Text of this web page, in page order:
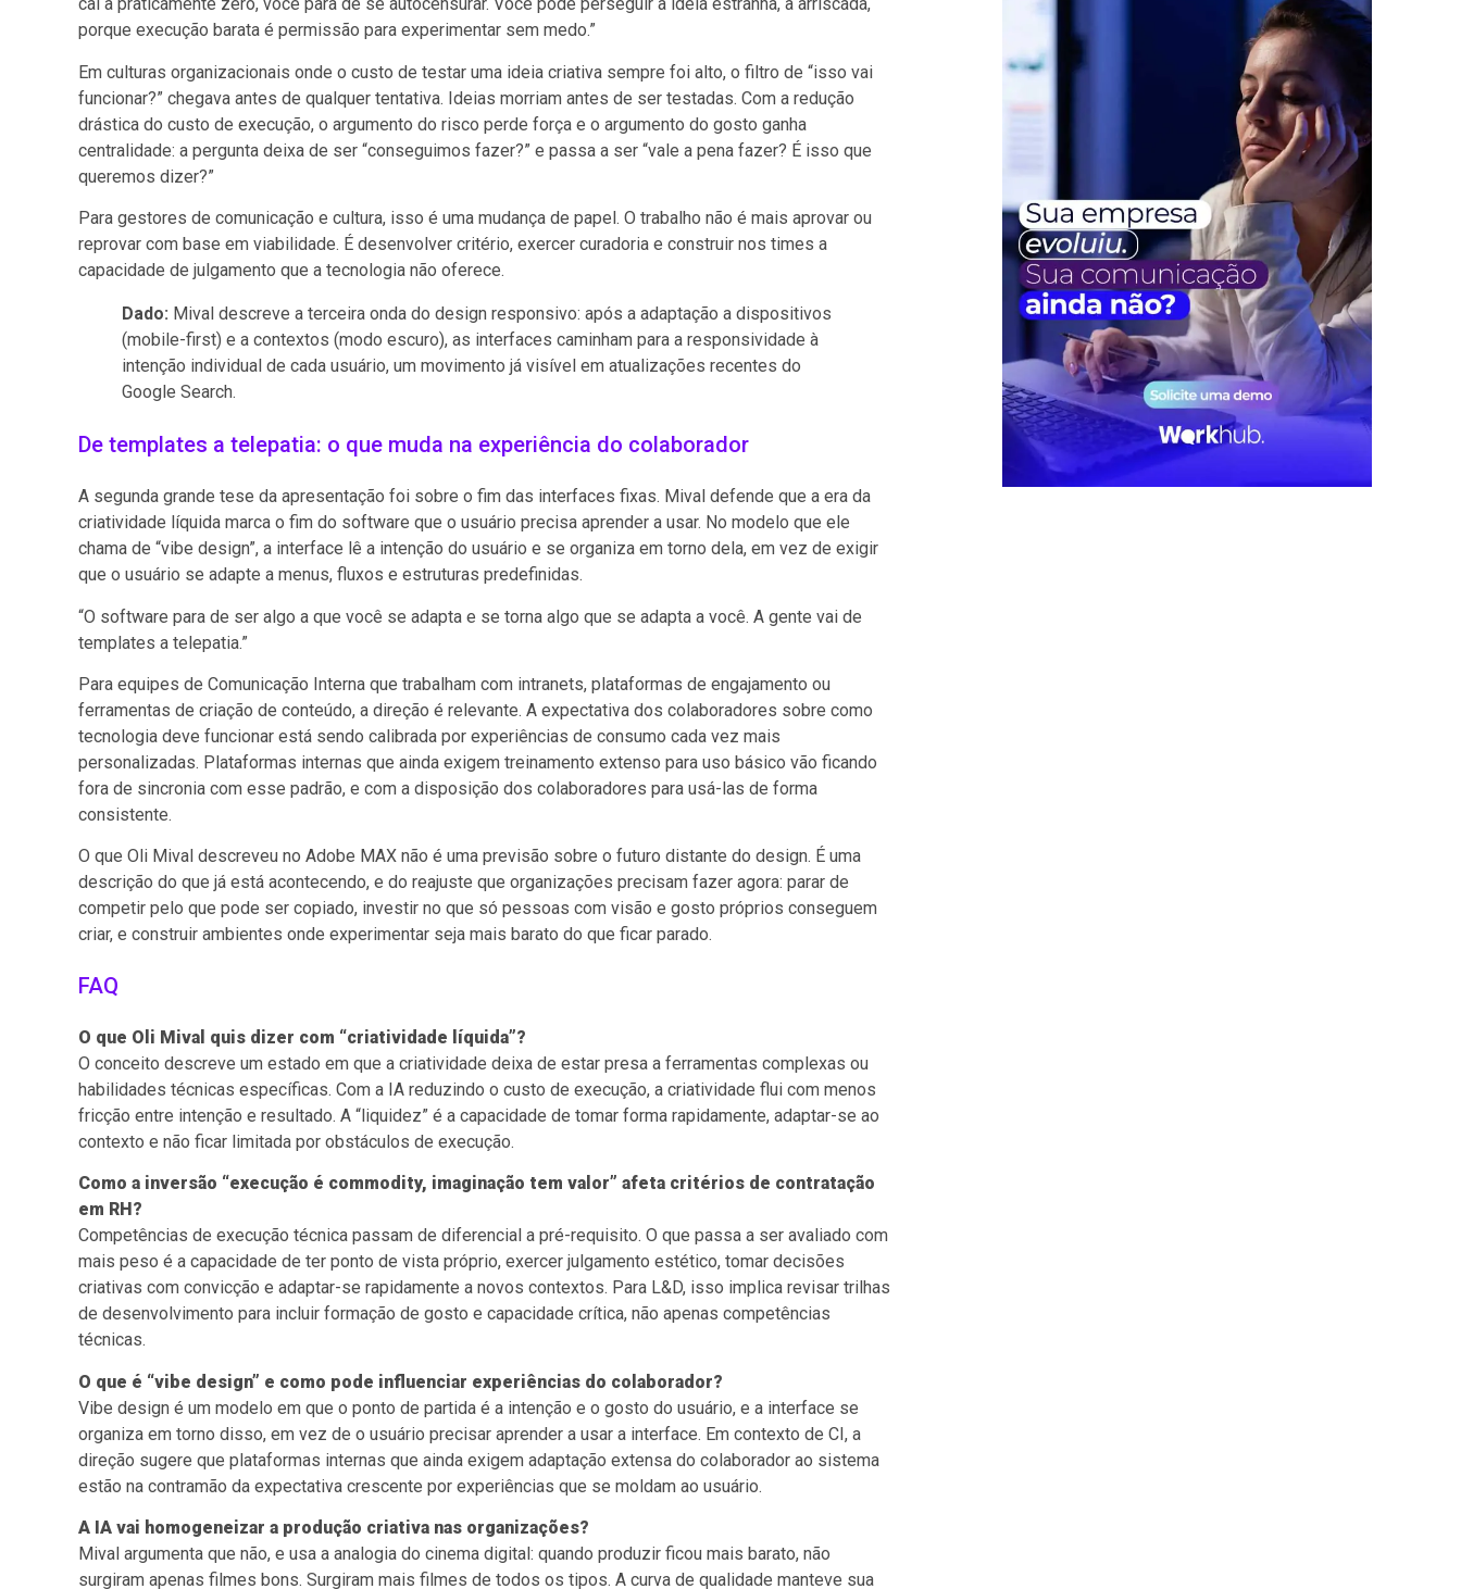
cai a praticamente zero, você para de se autocensurar. Você pode perseguir a ideia estranha, a arriscada,
porque execução barata é permissão para experimentar sem medo.”
Em culturas organizacionais onde o custo de testar uma ideia criativa sempre foi alto, o filtro de “isso vai
funcionar?” chegava antes de qualquer tentativa. Ideias morriam antes de ser testadas. Com a redução
drástica do custo de execução, o argumento do risco perde força e o argumento do gosto ganha
centralidade: a pergunta deixa de ser “conseguimos fazer?” e passa a ser “vale a pena fazer? É isso que
queremos dizer?”
Para gestores de comunicação e cultura, isso é uma mudança de papel. O trabalho não é mais aprovar ou
reprovar com base em viabilidade. É desenvolver critério, exercer curadoria e construir nos times a
capacidade de julgamento que a tecnologia não oferece.
Dado: Mival descreve a terceira onda do design responsivo: após a adaptação a dispositivos
(mobile-first) e a contextos (modo escuro), as interfaces caminham para a responsividade à
intenção individual de cada usuário, um movimento já visível em atualizações recentes do
Google Search.
De templates a telepatia: o que muda na experiência do colaborador
A segunda grande tese da apresentação foi sobre o fim das interfaces fixas. Mival defende que a era da
criatividade líquida marca o fim do software que o usuário precisa aprender a usar. No modelo que ele
chama de “vibe design”, a interface lê a intenção do usuário e se organiza em torno dela, em vez de exigir
que o usuário se adapte a menus, fluxos e estruturas predefinidas.
“O software para de ser algo a que você se adapta e se torna algo que se adapta a você. A gente vai de
templates a telepatia.”
Para equipes de Comunicação Interna que trabalham com intranets, plataformas de engajamento ou
ferramentas de criação de conteúdo, a direção é relevante. A expectativa dos colaboradores sobre como
tecnologia deve funcionar está sendo calibrada por experiências de consumo cada vez mais
personalizadas. Plataformas internas que ainda exigem treinamento extenso para uso básico vão ficando
fora de sincronia com esse padrão, e com a disposição dos colaboradores para usá-las de forma
consistente.
O que Oli Mival descreveu no Adobe MAX não é uma previsão sobre o futuro distante do design. É uma
descrição do que já está acontecendo, e do reajuste que organizações precisam fazer agora: parar de
competir pelo que pode ser copiado, investir no que só pessoas com visão e gosto próprios conseguem
criar, e construir ambientes onde experimentar seja mais barato do que ficar parado.
FAQ
O que Oli Mival quis dizer com “criatividade líquida”?
O conceito descreve um estado em que a criatividade deixa de estar presa a ferramentas complexas ou
habilidades técnicas específicas. Com a IA reduzindo o custo de execução, a criatividade flui com menos
fricção entre intenção e resultado. A “liquidez” é a capacidade de tomar forma rapidamente, adaptar-se ao
contexto e não ficar limitada por obstáculos de execução.
Como a inversão “execução é commodity, imaginação tem valor” afeta critérios de contratação
em RH?
Competências de execução técnica passam de diferencial a pré-requisito. O que passa a ser avaliado com
mais peso é a capacidade de ter ponto de vista próprio, exercer julgamento estético, tomar decisões
criativas com convicção e adaptar-se rapidamente a novos contextos. Para L&D, isso implica revisar trilhas
de desenvolvimento para incluir formação de gosto e capacidade crítica, não apenas competências
técnicas.
O que é “vibe design” e como pode influenciar experiências do colaborador?
Vibe design é um modelo em que o ponto de partida é a intenção e o gosto do usuário, e a interface se
organiza em torno disso, em vez de o usuário precisar aprender a usar a interface. Em contexto de CI, a
direção sugere que plataformas internas que ainda exigem adaptação extensa do colaborador ao sistema
estão na contramão da expectativa crescente por experiências que se moldam ao usuário.
A IA vai homogeneizar a produção criativa nas organizações?
Mival argumenta que não, e usa a analogia do cinema digital: quando produzir ficou mais barato, não
surgiram apenas filmes bons. Surgiram mais filmes de todos os tipos. A curva de qualidade manteve sua